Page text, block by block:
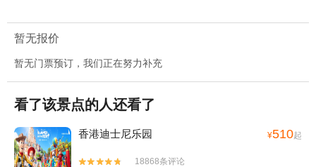
暂无报价
暂无门票预订，我们正在努力补充
看了该景点的人还看了
香港迪士尼乐园 ¥510起


18868条评论